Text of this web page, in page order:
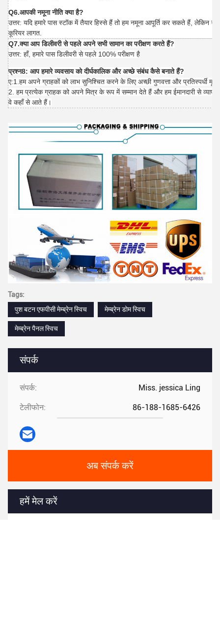
संपर्क
संपर्क: Miss. jessica Ling
टेलीफोन: 86-188-1685-6426
अब संपर्क करें
हमें मेल करें
Q6.आपकी नमूना नीति क्या है?
उत्तर: यदि हमारे पास स्टॉक में तैयार हिस्से हैं तो हम नमूना आपूर्ति कर सकते हैं, लेकिन
कूरियर लागत.
Q7.क्या आप डिलीवरी से पहले अपने सभी सामान का परीक्षण करते हैं?
उत्तर: हाँ, हमारे पास डिलीवरी से पहले 100% परीक्षण है
प्रश्न8: आप हमारे व्यवसाय को दीर्घकालिक और अच्छे संबंध कैसे बनाते हैं?
ए:1.हम अपने ग्राहकों को लाभ सुनिश्चित करने के लिए अच्छी गुणवत्ता और प्रतिस्पर्धी
2. हम प्रत्येक ग्राहक को अपने मित्र के रूप में सम्मान देते हैं और हम ईमानदारी से
वे कहाँ से आते हैं।
Tags:
पुश बटन एफपीसी मेम्ब्रेन स्विच
मेम्ब्रेन डोम स्विच
मेम्ब्रेन पैनल स्विच